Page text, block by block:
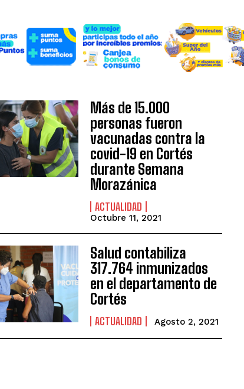
Más de 15.000
personas fueron
vacunadas contra la
covid-19 en Cortés
durante Semana
Morazánica
ACTUALIDAD
Octubre 11, 2021
Salud contabiliza
317.764 inmunizados
en el departamento de
Cortés
ACTUALIDAD Agosto 2, 2021